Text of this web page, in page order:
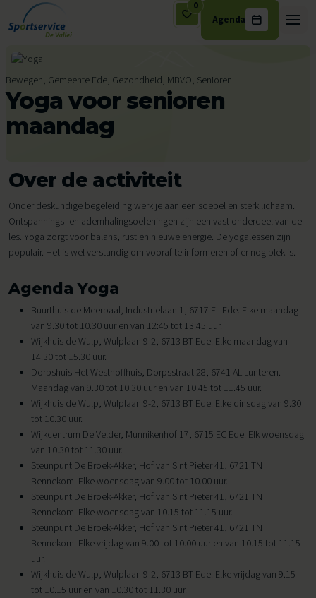
Ga naar de inhoud
0
Agenda
Bewegen, Gemeente Ede, Gezondheid, MBVO, Senioren
Yoga voor senioren
maandag
Over de activiteit
Onder deskundige begeleiding werk je aan een soepel en sterk lichaam.
Ontspannings- en ademhalingsoefeningen zijn een vast onderdeel van de
les. Yoga zorgt voor balans, rust en nieuwe energie. De yogalessen zijn
populair. Het is wel verstandig om vooraf te informeren of er nog plek is.
Agenda Yoga
Buurthuis de Meerpaal, Industrielaan 1, 6717 EL Ede. Elke maandag
van 9.30 tot 10.30 uur en van 12:45 tot 13:45 uur.
Wijkhuis de Wulp, Wulplaan 9-2, 6713 BT Ede. Elke maandag van
14.30 tot 15.30 uur.
Dorpshuis Het Westhoffhuis, Dorpsstraat 28, 6741 AL Lunteren.
Maandag van 9.30 tot 10.30 uur en van 10.45 tot 11.45 uur.
Wijkhuis de Wulp, Wulplaan 9-2, 6713 BT Ede. Elke dinsdag van 9.30
tot 10.30 uur.
Wijkcentrum De Velder, Munnikenhof 17, 6715 EC Ede. Elk woensdag
van 10.30 tot 11.30 uur.
Steunpunt De Broek-Akker, Hof van Sint Pieter 41, 6721 TN
Bennekom. Elke woensdag van 9.00 tot 10.00 uur.
Steunpunt De Broek-Akker, Hof van Sint Pieter 41, 6721 TN
Bennekom. Elke woensdag van 10.15 tot 11.15 uur.
Steunpunt De Broek-Akker, Hof van Sint Pieter 41, 6721 TN
Bennekom. Elke vrijdag van 9.00 tot 10.00 uur en van 10.15 tot 11.15
uur.
Wijkhuis de Wulp, Wulplaan 9-2, 6713 BT Ede. Elke vrijdag van 9.15
tot 10.15 uur en van 10.30 tot 11.30 uur.